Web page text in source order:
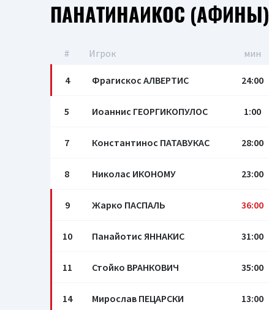
ПАНАТИНАИКОС (АФИНЫ)
# Игрок мин
4 Фрагискос АЛВЕРТИС 24:00
5 Иоаннис ГЕОРГИКОПУЛОС 1:00
7 Константинос ПАТАВУКАС 28:00
8 Николас ИКОНОМУ 23:00
9 Жарко ПАСПАЛЬ 36:00
10 Панайотис ЯННАКИС 31:00
11 Стойко ВРАНКОВИЧ 35:00
14 Мирослав ПЕЦАРСКИ 13:00